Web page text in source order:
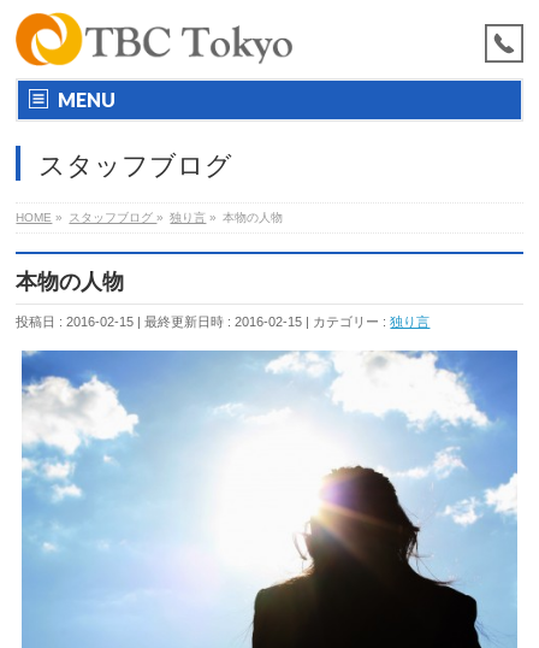
MENU
スタッフブログ
HOME » スタッフブログ» 独り言 » 本物の人物
本物の人物
投稿日 : 2016-02-15 最終更新日時 : 2016-02-15 カテゴリー :独り言